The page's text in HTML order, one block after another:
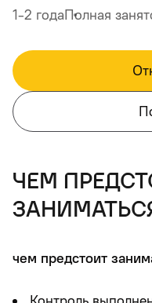
1-2 годаПолная
чем
чем предстоит